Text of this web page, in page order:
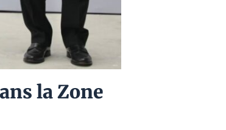
la Zone